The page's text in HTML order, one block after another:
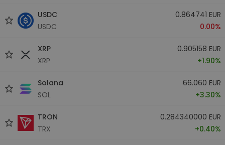
USDC
USDC
0.864741 EUR
0.00%
XRP
XRP
0.905158 EUR
+1.90%
Solana
SOL
66.060 EUR
+3.30%
TRON
TRX
0.284340000 EUR
+0.40%